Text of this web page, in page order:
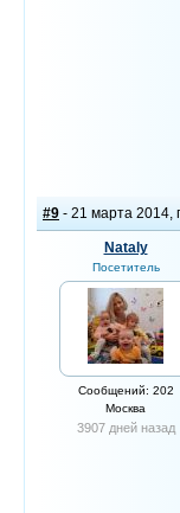
#9 - 21 марта 2014,
Nataly
Посетитель
Сообщений: 202
Москва
3907 дней назад